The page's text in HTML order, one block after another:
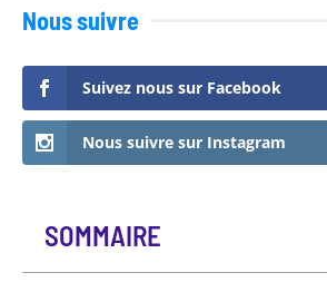
Nous suivre
Suivez nous sur Facebook
Nous suivre sur Instagram
SOMMAIRE